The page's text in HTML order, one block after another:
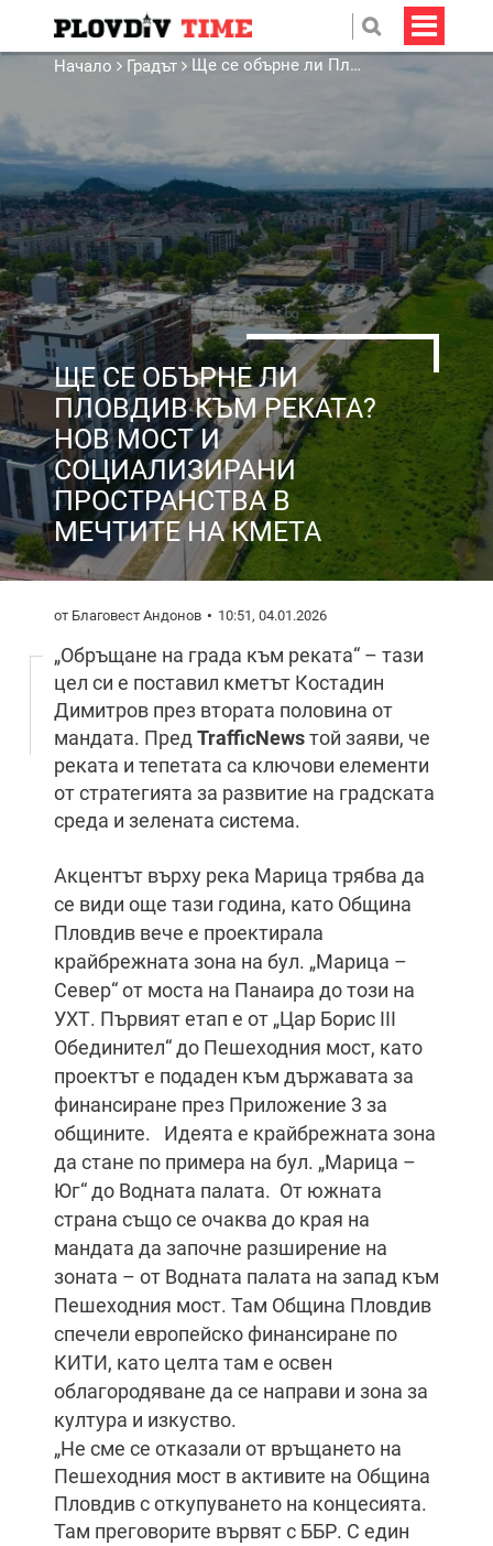
Начало Градът Ще се обърне ли Пловдив към реката? Нов мост и социализирани пространства в мечтите на кмета
ЩЕ СЕ ОБЪРНЕ ЛИ
ПЛОВДИВ КЪМ РЕКАТА?
НОВ МОСТ И
СОЦИАЛИЗИРАНИ
ПРОСТРАНСТВА В
МЕЧТИТЕ НА КМЕТА
от Благовест Андонов 10:51, 04.01.2026
„Обръщане на града към реката“ – тази
цел си е поставил кметът Костадин
Димитров през втората половина от
мандата. Пред TrafficNewsтой заяви, че
реката и тепетата са ключови елементи
от стратегията за развитие на градската
среда и зелената система.
Акцентът върху река Марица трябва да
се види още тази година, като Община
Пловдив вече е проектирала
крайбрежната зона на бул. „Марица –
Север“ от моста на Панаира до този на
УХТ. Първият етап е от „Цар Борис III
Обединител“ до Пешеходния мост, като
проектът е подаден към държавата за
финансиране през Приложение 3 за
общините. Идеята е крайбрежната зона
да стане по примера на бул. „Марица –
Юг“ до Водната палата. От южната
страна също се очаква до края на
мандата да започне разширение на
зоната – от Водната палата на запад към
Пешеходния мост. Там Община Пловдив
спечели европейско финансиране по
КИТИ, като целта там е освен
облагородяване да се направи и зона за
култура и изкуство.
„Не сме се отказали от връщането на
Пешеходния мост в активите на Община
Пловдив с откупуването на концесията.
Там преговорите вървят с ББР. С един